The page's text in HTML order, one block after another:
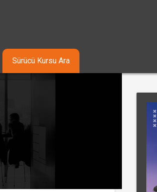
Sürücü Kursu Ara